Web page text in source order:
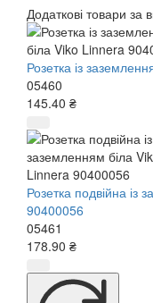
Додаткові товари за
Розетка із
05460
145.40 ₴
Розетка подвійна із
90400056
05461
178.90 ₴